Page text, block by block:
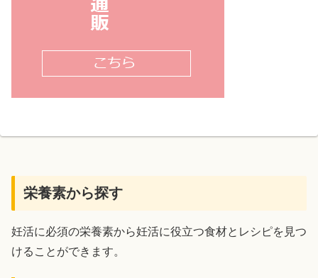
栄養素から探す
妊活に必須の栄養素から妊活に役立つ食材とレシピを見つ
けることができます。